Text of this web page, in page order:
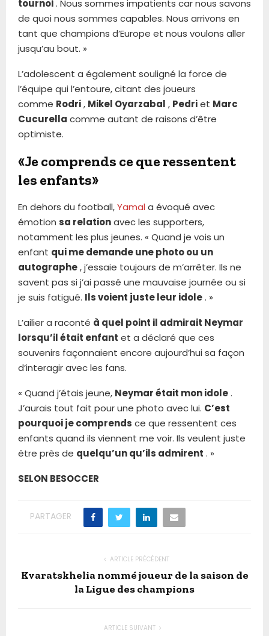
tournoi. Nous sommes impatients car nous savons
de quoi nous sommes capables. Nous arrivons en
tant que champions d’Europe et nous voulons aller
jusqu’au bout. »
L’adolescent a également souligné la force de
l’équipe qui l’entoure, citant des joueurs
comme Rodri, Mikel Oyarzabal , Pedriet Marc
Cucurella comme autant de raisons d’être
optimiste.
«Je comprends ce que ressentent
les enfants»
En dehors du football,Yamal a évoqué avec
émotion sa relationavec les supporters,
notamment les plus jeunes. « Quand je vois un
enfant qui me demande une photo ou un
autographe, j’essaie toujours de m’arrêter. Ils ne
savent pas si j’ai passé une mauvaise journée ou si
je suis fatigué. Ils voient juste leur idole. »
L’ailier a raconté à quel point il admirait Neymar
lorsqu’il était enfant et a déclaré que ces
souvenirs façonnaient encore aujourd’hui sa façon
d’interagir avec les fans.
« Quand j’étais jeune, Neymar était mon idole.
J’aurais tout fait pour une photo avec lui. C’est
pourquoi je comprends ce que ressentent ces
enfants quand ils viennent me voir. Ils veulent juste
être près de quelqu’un qu’ils admirent . »
SELON BESOCCER
PARTAGER
ARTICLE PRÉCÉDENT
Kvaratskhelia nommé joueur de la saison de
la Ligue des champions
ARTICLE SUIVANT